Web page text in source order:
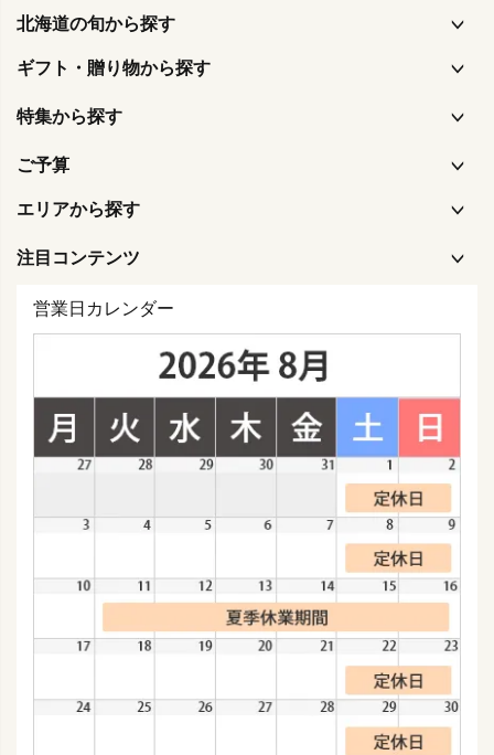
北海道の旬から探す
ギフト・贈り物から探す
特集から探す
ご予算
エリアから探す
注目コンテンツ
営業日カレンダー